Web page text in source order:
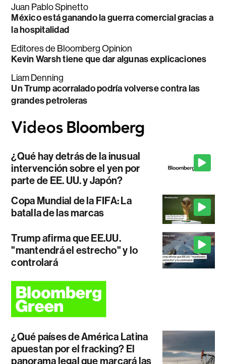
Juan Pablo Spinetto
México está ganando la guerra comercial gracias a
la hospitalidad
Editores de Bloomberg Opinion
Kevin Warsh tiene que dar algunas explicaciones
Liam Denning
Un Trump acorralado podría volverse contra las
grandes petroleras
¿Qué hay detrás de la inusual
intervención sobre el yen por
parte de EE. UU. y Japón?
Copa Mundial de la FIFA: La
batalla de las marcas
Trump afirma que EE.UU.
"mantendrá el estrecho" y lo
controlará
¿Qué países de América Latina
apuestan por el fracking? El
panorama legal que marcará las